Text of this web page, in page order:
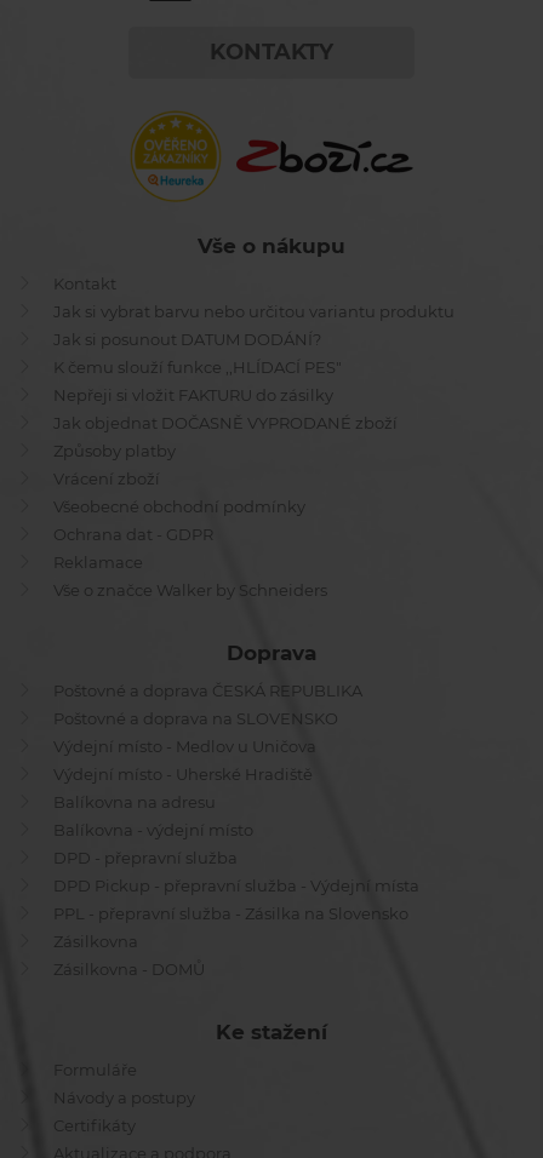
KONTAKTY
Vše o nákupu
Kontakt
Jak si vybrat barvu nebo určitou variantu produktu
Jak si posunout DATUM DODÁNÍ?
K čemu slouží funkce ,,HLÍDACÍ PES"
Nepřeji si vložit FAKTURU do zásilky
Jak objednat DOČASNĚ VYPRODANÉ zboží
Způsoby platby
Vrácení zboží
Všeobecné obchodní podmínky
Ochrana dat - GDPR
Reklamace
Vše o značce Walker by Schneiders
Doprava
Poštovné a doprava ČESKÁ REPUBLIKA
Poštovné a doprava na SLOVENSKO
Výdejní místo - Medlov u Uničova
Výdejní místo - Uherské Hradiště
Balíkovna na adresu
Balíkovna - výdejní místo
DPD - přepravní služba
DPD Pickup - přepravní služba - Výdejní místa
PPL - přepravní služba - Zásilka na Slovensko
Zásilkovna
Zásilkovna - DOMŮ
Ke stažení
Formuláře
Návody a postupy
Certifikáty
Aktualizace a podpora